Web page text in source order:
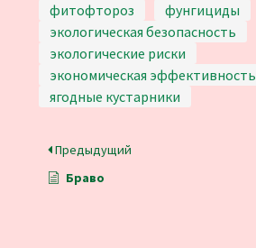
фитофтороз
фунгициды
экологическая безопасность
экологические риски
экономическая эффективность
ягодные кустарники
Предыдущий
Браво